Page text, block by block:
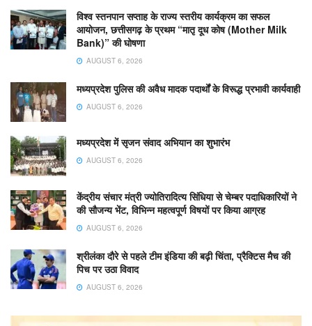
विश्व स्तनपान सप्ताह के राज्य स्तरीय कार्यक्रम का सफल
आयोजन, छत्तीसगढ़ के प्रथम “मातृ दूध कोष (Mother Milk
Bank)” की घोषणा
AUGUST 6, 2026
मध्यप्रदेश पुलिस की अवैध मादक पदार्थों के विरूद्ध प्रभावी कार्यवाही
AUGUST 6, 2026
मध्यप्रदेश में सृजन संवाद अभियान का शुभारंभ
AUGUST 6, 2026
केंद्रीय संचार मंत्री ज्योतिरादित्य सिंधिया से चेम्बर पदाधिकारियों ने
की सौजन्य भेंट, विभिन्न महत्वपूर्ण विषयों पर किया आग्रह
AUGUST 6, 2026
श्रीलंका दौरे से पहले टीम इंडिया की बढ़ी चिंता, प्रैक्टिस मैच की
पिच पर उठा विवाद
AUGUST 6, 2026